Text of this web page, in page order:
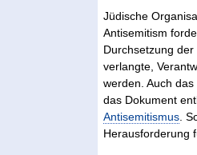
Jüdische
Antisemitism
Durchsetzung
verlangte,
werden. Auch
das Dokument
Antisemitismus .
Herausforderung